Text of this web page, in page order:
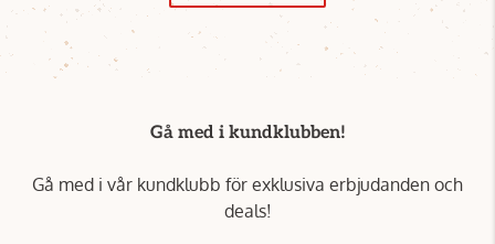
Gå med i kundklubben!
Gå med i vår kundklubb för exklusiva erbjudanden och
deals!